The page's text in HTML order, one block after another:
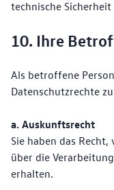
technische
10. Ihre
Als betroffene
Datenschutzrechte
a. Auskunftsrecht
Sie haben das
über die
erhalten.